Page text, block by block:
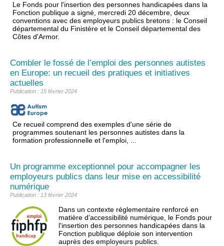
Le Fonds pour l'insertion des personnes handicapées dans la
Fonction publique a signé, mercredi 20 décembre, deux
conventions avec des employeurs publics bretons : le Conseil
départemental du Finistère et le Conseil départemental des
Côtes d'Armor.
Combler le fossé de l’emploi des personnes autistes
en Europe: un recueil des pratiques et initiatives
actuelles
Publication : 15 février 2024
Ce recueil comprend des exemples d'une série de
programmes soutenant les personnes autistes dans la
formation professionnelle et l'emploi, ...
Un programme exceptionnel pour accompagner les
employeurs publics dans leur mise en accessibilité
numérique
Publication : 13 février 2024
Dans un contexte réglementaire renforcé en
matière d’accessibilité numérique, le Fonds pour
l'insertion des personnes handicapées dans la
Fonction publique déploie son intervention
auprès des employeurs publics.